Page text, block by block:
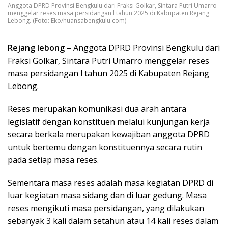
Anggota DPRD Provinsi Bengkulu dari Fraksi Golkar, Sintara Putri Umarro
menggelar reses masa persidangan l tahun 2025 di Kabupaten Rejang
Lebong. (Foto: Eko/nuansabengkulu.com)
Rejang lebong – Anggota DPRD Provinsi Bengkulu dari
Fraksi Golkar, Sintara Putri Umarro menggelar reses
masa persidangan l tahun 2025 di Kabupaten Rejang
Lebong.
Reses merupakan komunikasi dua arah antara
legislatif dengan konstituen melalui kunjungan kerja
secara berkala merupakan kewajiban anggota DPRD
untuk bertemu dengan konstituennya secara rutin
pada setiap masa reses.
Sementara masa reses adalah masa kegiatan DPRD di
luar kegiatan masa sidang dan di luar gedung. Masa
reses mengikuti masa persidangan, yang dilakukan
sebanyak 3 kali dalam setahun atau 14 kali reses dalam